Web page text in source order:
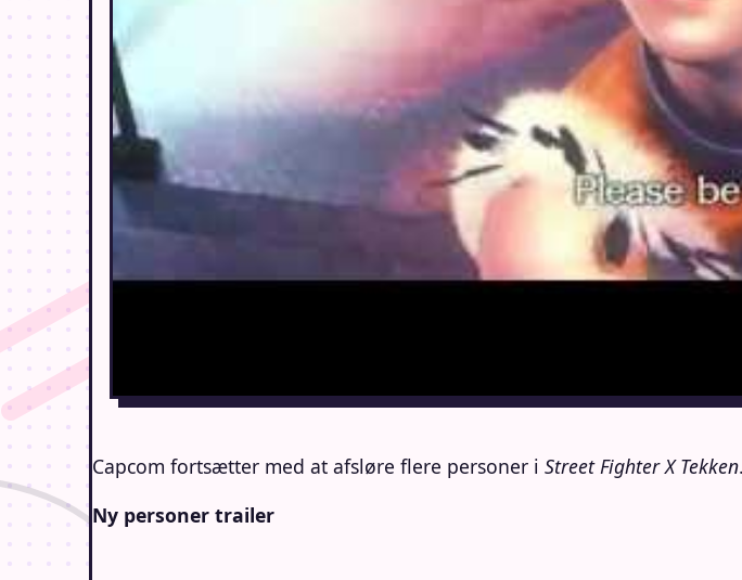
Capcom fortsætter med at afsløre flere personer i Street Fighter X Tekken
Ny personer trailer